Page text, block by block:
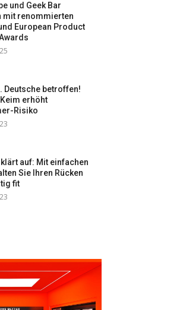
und Geek Bar
mit renommierten
European Product
Deutsche betroffen!
erhöht
Risiko
klärt auf: Mit einfachen
Sie Ihren Rücken
fit